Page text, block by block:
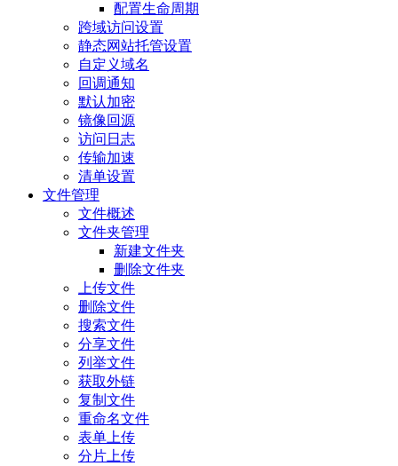
配置生命周期
跨域访问设置
静态网站托管设置
自定义域名
回调通知
默认加密
镜像回源
访问日志
传输加速
清单设置
文件管理
文件概述
文件夹管理
新建文件夹
删除文件夹
上传文件
删除文件
搜索文件
分享文件
列举文件
获取外链
复制文件
重命名文件
表单上传
分片上传